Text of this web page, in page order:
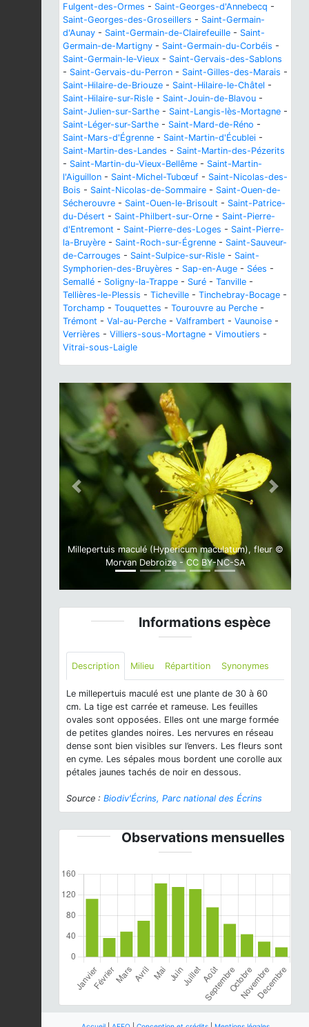
Fulgent-des-Ormes - Saint-Georges-d'Annebecq -
Saint-Georges-des-Groseillers - Saint-Germain-
d'Aunay - Saint-Germain-de-Clairefeuille - Saint-
Germain-de-Martigny - Saint-Germain-du-Corbéis -
Saint-Germain-le-Vieux - Saint-Gervais-des-Sablons
- Saint-Gervais-du-Perron - Saint-Gilles-des-Marais -
Saint-Hilaire-de-Briouze - Saint-Hilaire-le-Châtel -
Saint-Hilaire-sur-Risle - Saint-Jouin-de-Blavou -
Saint-Julien-sur-Sarthe - Saint-Langis-lès-Mortagne -
Saint-Léger-sur-Sarthe - Saint-Mard-de-Réno -
Saint-Mars-d'Égrenne - Saint-Martin-d'Écublei -
Saint-Martin-des-Landes - Saint-Martin-des-Pézerits
- Saint-Martin-du-Vieux-Bellême - Saint-Martin-
l'Aiguillon - Saint-Michel-Tubœuf - Saint-Nicolas-des-
Bois - Saint-Nicolas-de-Sommaire - Saint-Ouen-de-
Sécherouvre - Saint-Ouen-le-Brisoult - Saint-Patrice-
du-Désert - Saint-Philbert-sur-Orne - Saint-Pierre-
d'Entremont - Saint-Pierre-des-Loges - Saint-Pierre-
la-Bruyère - Saint-Roch-sur-Égrenne - Saint-Sauveur-
de-Carrouges - Saint-Sulpice-sur-Risle - Saint-
Symphorien-des-Bruyères - Sap-en-Auge - Sées -
Semallé - Soligny-la-Trappe - Suré - Tanville -
Tellières-le-Plessis - Ticheville - Tinchebray-Bocage -
Torchamp - Touquettes - Tourouvre au Perche -
Trémont - Val-au-Perche - Valframbert - Vaunoise -
Verrières - Villiers-sous-Mortagne - Vimoutiers -
Vitrai-sous-Laigle
Millepertuis maculé (Hypericum maculatum), fleur ©
Morvan Debroize - CC BY-NC-SA
Previous Next
Informations espèce
Description Milieu Répartition Synonymes
Le millepertuis maculé est une plante de 30 à 60
cm. La tige est carrée et rameuse. Les feuilles
ovales sont opposées. Elles ont une marge formée
de petites glandes noires. Les nervures en réseau
dense sont bien visibles sur l’envers. Les fleurs sont
en cyme. Les sépales mous bordent une corolle aux
pétales jaunes tachés de noir en dessous.
Source : Biodiv'Écrins, Parc national des Écrins
Observations mensuelles